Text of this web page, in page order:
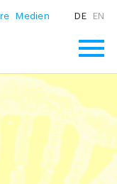
Medien DE EN